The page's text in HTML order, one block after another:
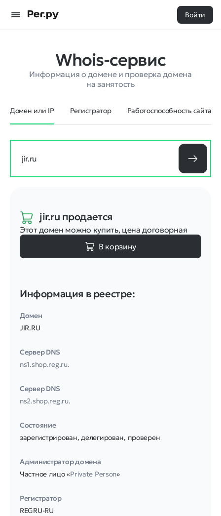
Войти
Whois-сервис
Информация о домене и проверка домена
на занятость
Домен или IP Регистратор Работоспособность сайта
jir.ru продается
Этот домен можно купить, цена договорная
В корзину
Информация в реестре:
Домен
JIR.RU
Сервер DNS
ns1.shop.reg.ru.
Сервер DNS
ns2.shop.reg.ru.
Соcтояние
зарегистрирован, делегирован, проверен
Администратор домена
Частное лицо «Private Person»
Регистратор
REGRU-RU